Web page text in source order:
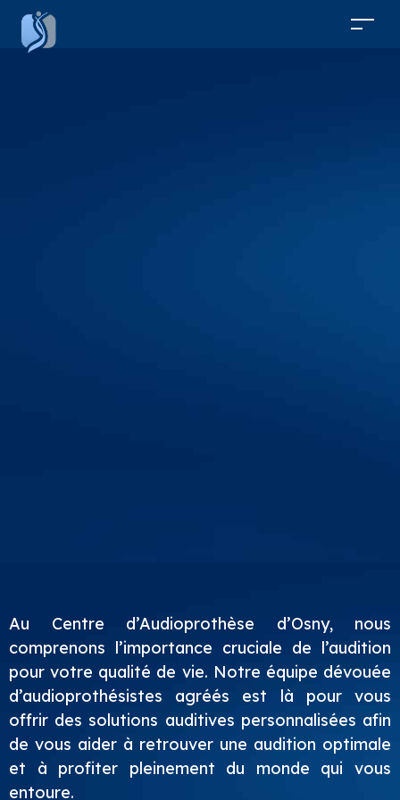
Au Centre d’Audioprothèse d’Osny, nous
comprenons l’importance cruciale de l’audition
pour votre qualité de vie. Notre équipe dévouée
d’audioprothésistes agréés est là pour vous
offrir des solutions auditives personnalisées afin
de vous aider à retrouver une audition optimale
et à profiter pleinement du monde qui vous
entoure.